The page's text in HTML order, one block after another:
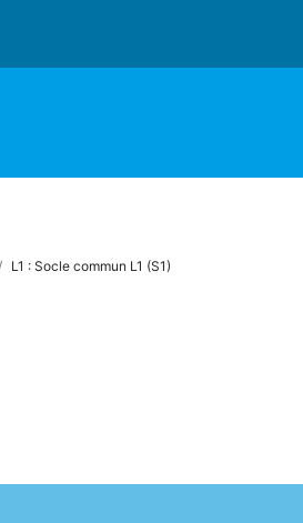
L1 : Socle commun L1 (S1)
DES COURS